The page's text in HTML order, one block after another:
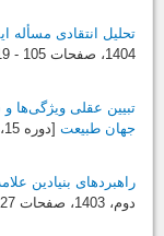
تحلیل انتقادی مسأله
1404، صفحات 105 - 119]
تبیین عقلی
جهان طبیعت [دوره 15، شماره دوم،
راهبردهای بنیادین
دوم، 1403، صفحات 227 - 245]